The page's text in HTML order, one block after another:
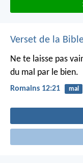
Verset de la
Ne te laisse pas
du mal par le bien.
Romains 12:21 mal